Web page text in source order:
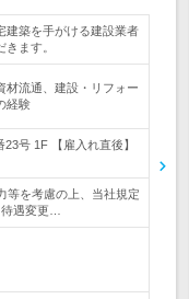
建築を手がける建設業者
ます。
材流通、建設・リフォー
経験
号 1F 【雇入れ直後】
等を考慮の上、当社規定
遇変更…